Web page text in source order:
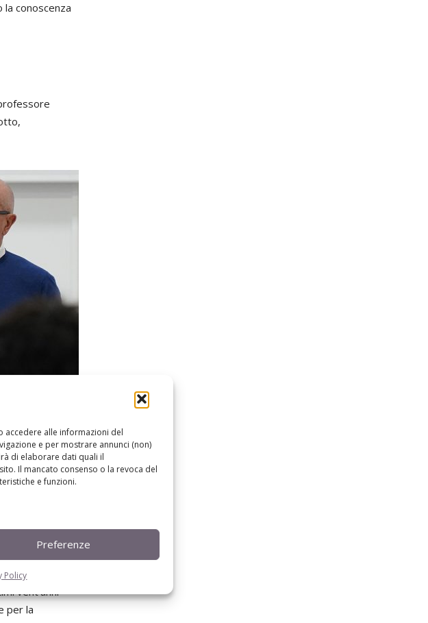
accedere alle informazioni del
e per mostrare annunci (non)
di elaborare dati quali il
Il mancato consenso o la revoca del
e funzioni.
Preferenze
Policy
conoscenza
Zootecnica speciale
riportare in
ascoltano
Calabria, e
vent’anni
per la